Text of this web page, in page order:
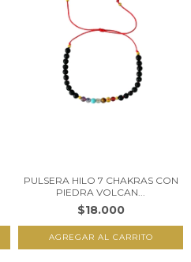
PULSERA HILO 7 CHAKRAS CON
PIEDRA VOLCAN...
$18.000